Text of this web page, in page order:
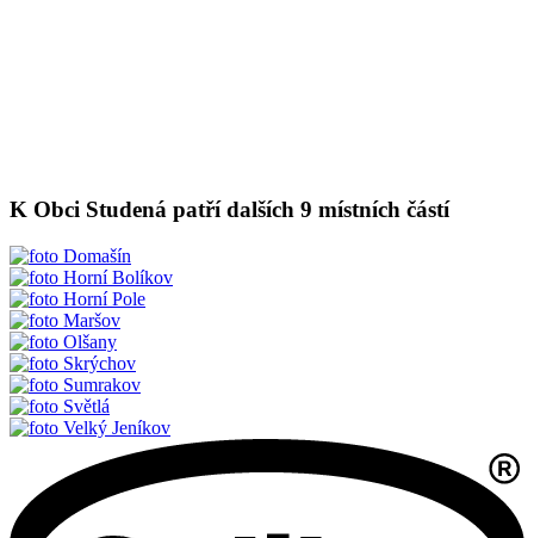
K Obci Studená patří dalších 9 místních částí
Domašín
Horní Bolíkov
Horní Pole
Maršov
Olšany
Skrýchov
Sumrakov
Světlá
Velký Jeníkov